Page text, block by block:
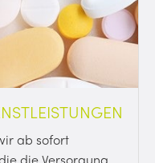
ab sofort